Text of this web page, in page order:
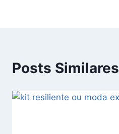
Posts Similares